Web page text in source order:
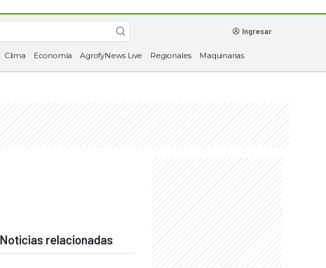
ingresar
Clima Economía AgrofyNews Live Regionales Maquinarias
Noticias relacionadas